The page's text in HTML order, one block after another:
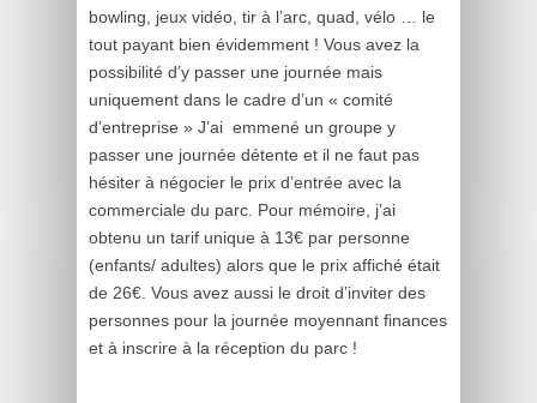
bowling, jeux vidéo, tir à l’arc, quad, vélo … le
tout payant bien évidemment ! Vous avez la
possibilité d’y passer une journée mais
uniquement dans le cadre d’un « comité
d’entreprise » J’ai emmené un groupe y
passer une journée détente et il ne faut pas
hésiter à négocier le prix d’entrée avec la
commerciale du parc. Pour mémoire, j’ai
obtenu un tarif unique à 13€ par personne
(enfants/ adultes) alors que le prix affiché était
de 26€. Vous avez aussi le droit d’inviter des
personnes pour la journée moyennant finances
et à inscrire à la réception du parc !